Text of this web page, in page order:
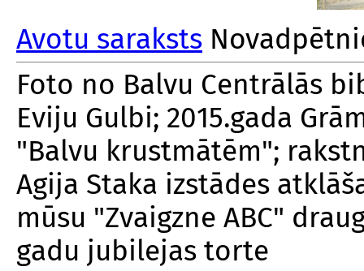
Avotu saraksts
Foto no Balvu Centrālās
Eviju Gulbi; 2015.gada
"Balvu krustmātēm";
Agija Staka izstādes
mūsu "Zvaigzne ABC"
gadu jubilejas torte